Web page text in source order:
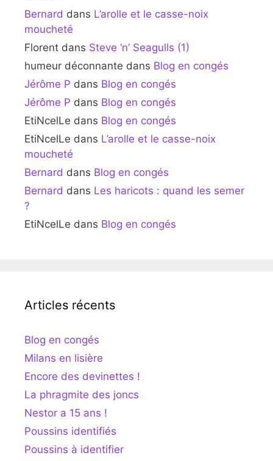
Bernard dans L’arolle et le casse-noix
moucheté
Florent dans Steve ‘n’ Seagulls (1)
humeur déconnante dans Blog en congés
Jérôme P dans Blog en congés
Jérôme P dans Blog en congés
EtiNcelLe dans Blog en congés
EtiNcelLe dans L’arolle et le casse-noix
moucheté
Bernard dans Blog en congés
Bernard dans Les haricots : quand les semer
?
EtiNcelLe dans Blog en congés
Articles récents
Blog en congés
Milans en lisière
Encore des devinettes !
La phragmite des joncs
Nestor a 15 ans !
Poussins identifiés
Poussins à identifier